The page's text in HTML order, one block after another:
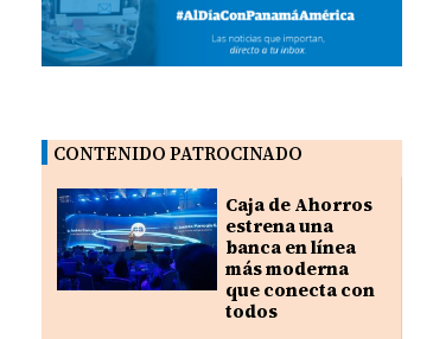
CONTENIDO PATROCINADO
Caja de Ahorros
estrena una
banca en línea
más moderna
que conecta con
todos